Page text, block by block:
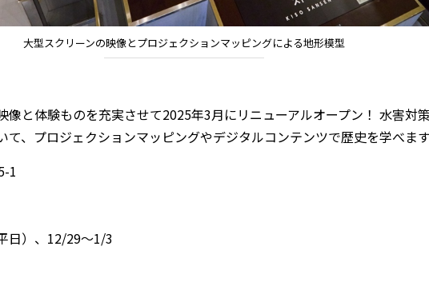
大型スクリーンの映像とプロジェクションマッピングによる地形模型
と体験ものを充実させて2025年3月にリニューアルオープン！ 水害対
、プロジェクションマッピングやデジタルコンテンツで歴史を学べます
1
日）、12/29〜1/3